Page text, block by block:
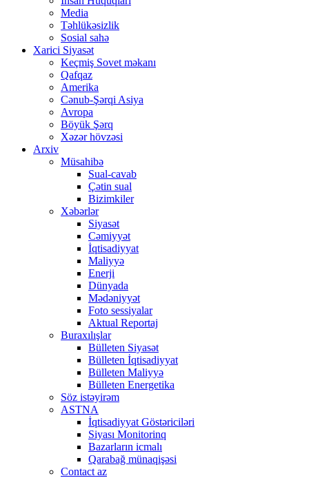
Media
Təhlükəsizlik
Sosial sahə
Xarici Siyasət
Keçmiş Sovet məkanı
Qafqaz
Amerika
Cənub-Şərqi Asiya
Avropa
Böyük Şərq
Xəzər hövzəsi
Arxiv
Müsahibə
Sual-cavab
Çətin sual
Bizimkiler
Xəbərlər
Siyasət
Cəmiyyət
İqtisadiyyat
Maliyyə
Enerji
Dünyada
Mədəniyyət
Foto sessiyalar
Aktual Reportaj
Buraxılışlar
Bülleten Siyasət
Bülleten İqtisadiyyat
Bülleten Maliyyə
Bülleten Energetika
Söz istəyirəm
ASTNA
İqtisadiyyat Göstəriciləri
Siyası Monitorinq
Bazarların icmalı
Qarabağ münaqişəsi
Contact az